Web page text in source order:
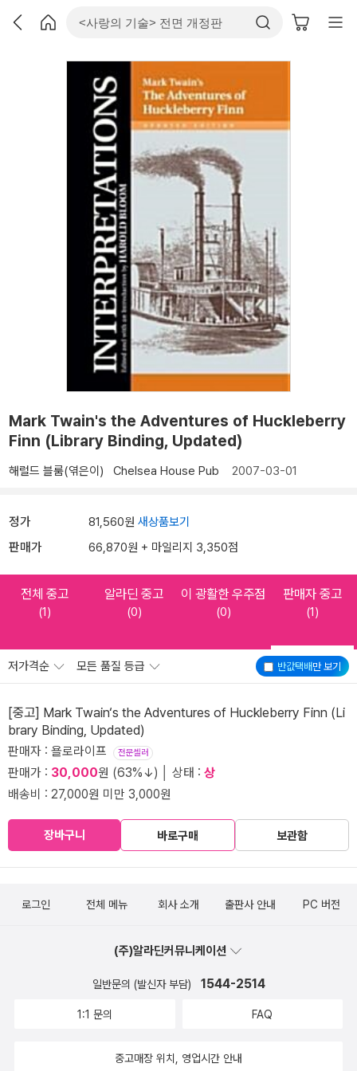
Mark Twain's the Adventures of Huckleberry
Finn (Library Binding, Updated)
해럴드 블룸(엮은이) Chelsea House Pub 2007-03-01
정가 81,560원 새상품보기
판매가 66,870원 + 마일리지 3,350점
전체 중고
(1)
알라딘 중고
(0)
이 광활한 우주점
(0)
판매자 중고
(1)
반값택배만 보기
저가격순 모든 품질 등급
[중고] Mark Twain‘s the Adventures of Huckleberry Finn (Li
brary Binding, Updated)
판매자 : 욜로라이프 전문셀러
판매가 : 30,000원 (63%↓) │ 상태 : 상
배송비 : 27,000원 미만 3,000원
장바구니 바로구매 보관함
로그인 전체 메뉴 회사 소개 출판사 안내 PC 버전
(주)알라딘커뮤니케이션
일반문의 (발신자 부담) 1544-2514
1:1 문의 FAQ
중고매장 위치, 영업시간 안내